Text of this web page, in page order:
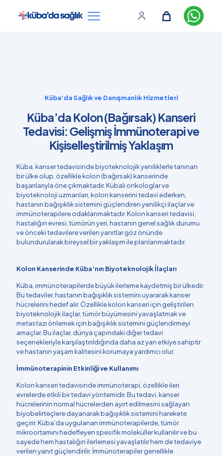
Küba'da Sağlık ve Danışmanlık Hizmetleri
Küba’da Kolon (Bağırsak) Kanseri
Tedavisi: Gelişmiş İmmünoterapi ve
Kişiselleştirilmiş Yaklaşım
Küba, kanser tedavisinde biyoteknolojik yeniliklerle tanınan
bir ülke olup, özellikle kolon (bağırsak) kanserinde
başarılarıyla öne çıkmaktadır. Kübalı onkologlar ve
biyoteknoloji uzmanları, kolon kanserini tedavi ederken,
hastanın bağışıklık sistemini güçlendiren yenilikçi ilaçlar ve
immünoterapilere odaklanmaktadır. Kolon kanseri tedavisi;
hastalığın evresi, tümörün yeri, hastanın genel sağlık durumu
ve önceki tedavilere verilen yanıtlar göz önünde
bulundurularak bireysel bir yaklaşım ile planlanmaktadır.
Kolon Kanserinde Küba’nın Biyoteknolojik İlaçları
Küba, immünoterapilerde büyük ilerleme kaydetmiş bir ülkedir.
Bu tedaviler, hastanın bağışıklık sistemini uyararak kanser
hücrelerini hedef alır. Özellikle kolon kanseri için geliştirilen
biyoteknolojik ilaçlar, tümör büyümesini yavaşlatmak ve
metastazı önlemek için bağışıklık sistemini güçlendirmeyi
amaçlar. Bu ilaçlar, dünya çapındaki diğer tedavi
seçenekleriyle karşılaştırıldığında daha az yan etkiye sahiptir
ve hastanın yaşam kalitesini korumaya yardımcı olur.
İmmünoterapinin Etkinliği ve Kullanımı
Kolon kanseri tedavisinde immünoterapi, özellikle ileri
evrelerde etkili bir tedavi yöntemidir. Bu tedavi, kanser
hücrelerinin normal hücrelerden ayırt edilmesini sağlayan
biyobelirteçlere dayanarak bağışıklık sistemini harekete
geçirir. Küba’da uygulanan immünoterapilerde, tümör
mikroortamını hedefleyen spesifik moleküller kullanılır ve bu
sayede hem hastalığın ilerlemesi yavaşlatılır hem de tedaviye
verilen yanıt güçlendirilir. İmmünoterapiler genellikle